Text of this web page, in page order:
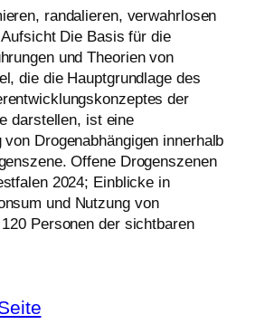
randalieren, verwahrlosen
Die Basis für die
und Theorien von
die die Hauptgrundlage des
der
darstellen, ist eine
von Drogenabhängigen innerhalb
Offene Drogenszenen
2024; Einblicke in
und Nutzung von
Personen der sichtbaren